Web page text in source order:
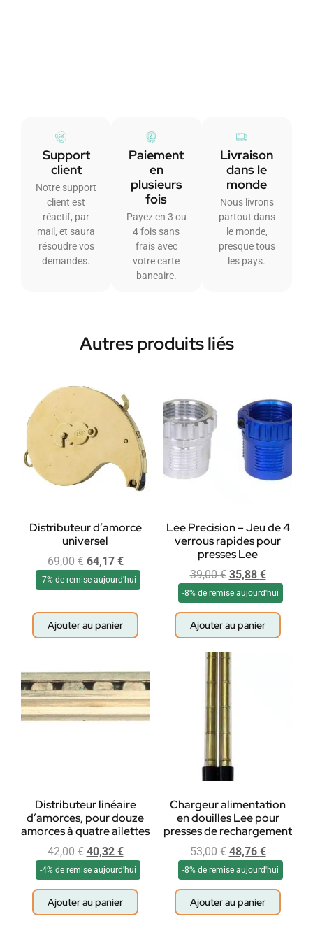
Support
client
Notre support
client est
réactif, par
mail, et saura
résoudre vos
demandes.
Paiement
en
plusieurs
fois
Payez en 3 ou
4 fois sans
frais avec
votre carte
bancaire.
Livraison
dans le
monde
Nous livrons
partout dans
le monde,
presque tous
les pays.
Autres produits liés
Distributeur d’amorce
universel
69,00€ 64,17 €
-7% de remise aujourd'hui
Ajouter au panier
Lee Precision – Jeu de 4
verrous rapides pour
presses Lee
39,00€ 35,88 €
-8% de remise aujourd'hui
Ajouter au panier
Distributeur linéaire
d’amorces, pour douze
amorces à quatre ailettes
42,00€ 40,32 €
-4% de remise aujourd'hui
Ajouter au panier
Chargeur alimentation
en douilles Lee pour
presses de rechargement
53,00€ 48,76 €
-8% de remise aujourd'hui
Ajouter au panier